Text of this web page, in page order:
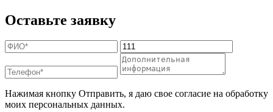
Оставьте заявку
Нажимая кнопку Отправить, я даю свое согласие на обработку
моих персональных данных.